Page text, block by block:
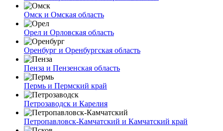
Омск и Омская область
Орел и Орловская область
Оренбург и Оренбургская область
Пенза и Пензенская область
Пермь и Пермский край
Петрозаводск и Карелия
Петропавловск-Камчатский и Камчатский край